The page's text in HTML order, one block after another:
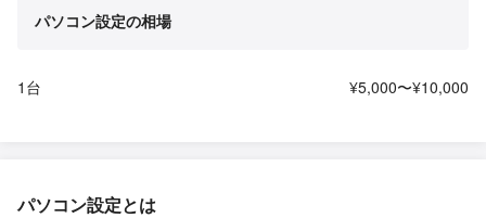
パソコン設定の相場
1台 ¥5,000〜¥10,000
パソコン設定とは